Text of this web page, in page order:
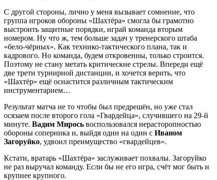
С другой стороны, лично у меня вызывает сомнение, что
группа игроков обороны «Шахтёра» смогла бы грамотно
выстроить защитные порядки, играй команда вторым
номером. Ну что ж, тем больше задач у тренерского штаба
«бело-чёрных». Как технико-тактического плана, так и
кадрового. Но команда, будем откровенны, только строится.
Поэтому не стану метать критические стрелы. Впереди ещё
две трети турнирной дистанции, и хочется верить, что
«Шахтёр» ещё оснастится различным тактическим
инструментарием…
Результат матча не то чтобы был предрешён, но уже стал
осязаем после второго гола «Гвардейца», случившего на 29-й
минуте. Вадим Мирось воспользовался нерасторопностью
обороны соперника и, выйдя один на один с Иваном
Загоруйко, удвоил преимущество «гвардейцев».
Кстати, вратарь «Шахтёра» заслуживает похвалы. Загоруйко
не раз выручал команду. Если бы не его игра, счёт мог быть и
крупнее крупного.